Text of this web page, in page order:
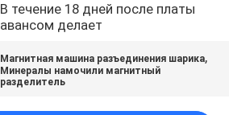
В течение 18 дней после платы
авансом делает
Магнитная машина разъединения шарика,
Минералы намочили магнитный
разделитель